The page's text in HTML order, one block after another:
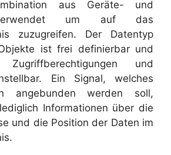
aus Geräte- und
um auf das
zuzugreifen. Der Datentyp
ist frei definierbar und
und
Ein Signal, welches
angebunden werden soll,
Informationen über die
und die Position der Daten im